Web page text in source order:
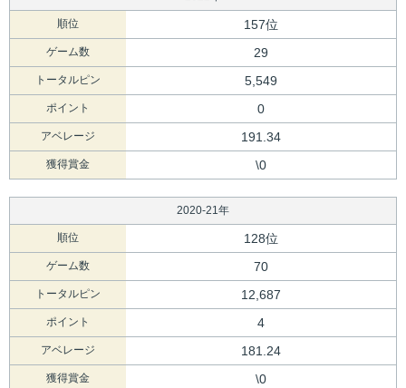
順位 157位
ゲーム数 29
トータルピン 5,549
ポイント 0
アベレージ 191.34
獲得賞金 \0
2020-21年
順位 128位
ゲーム数 70
トータルピン 12,687
ポイント 4
アベレージ 181.24
獲得賞金 \0